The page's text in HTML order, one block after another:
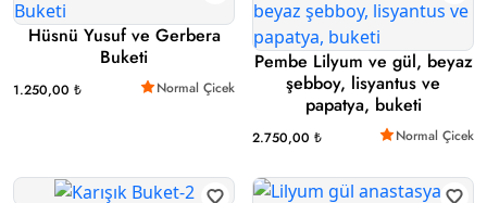
Hüsnü Yusuf ve Gerbera
Buketi
1.250,00 ₺ Normal Çicek
Pembe Lilyum ve gül, beyaz
şebboy, lisyantus ve
papatya, buketi
2.750,00 ₺ Normal Çicek